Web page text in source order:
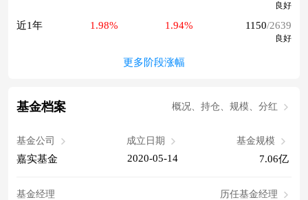
良好
近1年 1.98% 1.94% 1150/2639
良好
更多阶段涨幅
基金档案 概况、持仓、规模、分红
基金公司
嘉实基金
成立日期
2020-05-14
基金规模
7.06亿
基金经理 历任基金经理